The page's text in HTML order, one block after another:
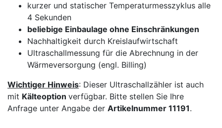
kurzer und statischer Temperaturmesszyklus alle
4 Sekunden
beliebige Einbaulage ohne Einschränkungen
Nachhaltigkeit durch Kreislaufwirtschaft
Ultraschallmessung für die Abrechnung in der
Wärmeversorgung (engl. Billing)
Wichtiger Hinweis: Dieser Ultraschallzähler ist auch
mit Kälteoption verfügbar. Bitte stellen Sie Ihre
Anfrage unter Angabe der Artikelnummer 11191.